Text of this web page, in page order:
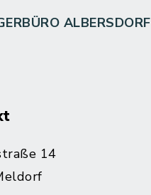
ALBERSDORF
14